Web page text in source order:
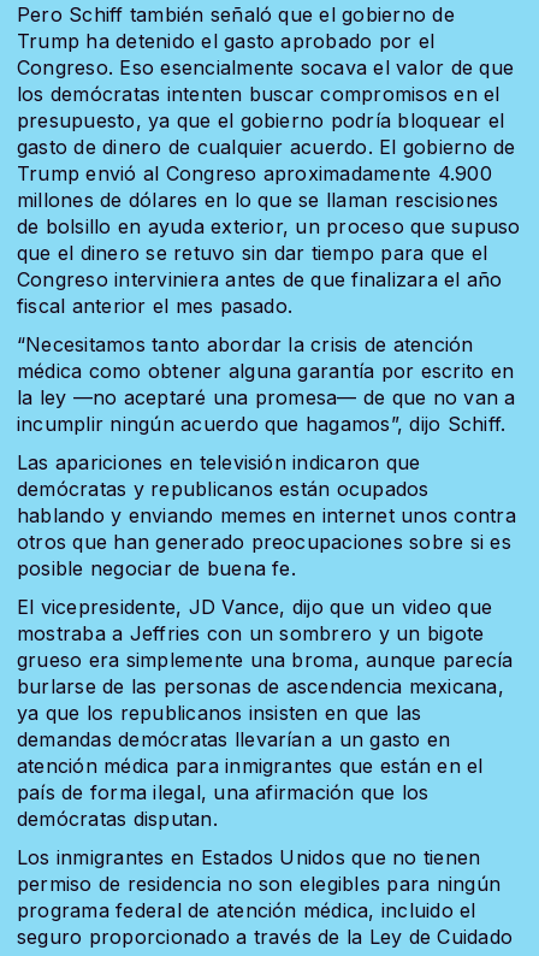
Pero Schiff también señaló que el gobierno de
Trump ha detenido el gasto aprobado por el
Congreso. Eso esencialmente socava el valor de que
los demócratas intenten buscar compromisos en el
presupuesto, ya que el gobierno podría bloquear el
gasto de dinero de cualquier acuerdo. El gobierno de
Trump envió al Congreso aproximadamente 4.900
millones de dólares en lo que se llaman rescisiones
de bolsillo en ayuda exterior, un proceso que supuso
que el dinero se retuvo sin dar tiempo para que el
Congreso interviniera antes de que finalizara el año
fiscal anterior el mes pasado.
“Necesitamos tanto abordar la crisis de atención
médica como obtener alguna garantía por escrito en
la ley —no aceptaré una promesa— de que no van a
incumplir ningún acuerdo que hagamos”, dijo Schiff.
Las apariciones en televisión indicaron que
demócratas y republicanos están ocupados
hablando y enviando memes en internet unos contra
otros que han generado preocupaciones sobre si es
posible negociar de buena fe.
El vicepresidente, JD Vance, dijo que un video que
mostraba a Jeffries con un sombrero y un bigote
grueso era simplemente una broma, aunque parecía
burlarse de las personas de ascendencia mexicana,
ya que los republicanos insisten en que las
demandas demócratas llevarían a un gasto en
atención médica para inmigrantes que están en el
país de forma ilegal, una afirmación que los
demócratas disputan.
Los inmigrantes en Estados Unidos que no tienen
permiso de residencia no son elegibles para ningún
programa federal de atención médica, incluido el
seguro proporcionado a través de la Ley de Cuidado